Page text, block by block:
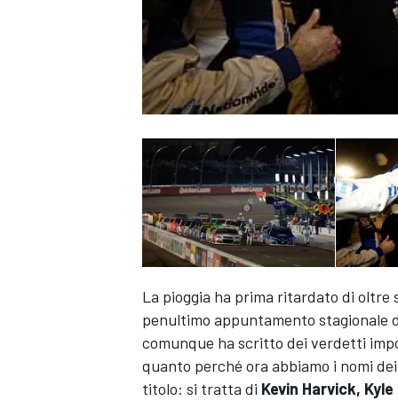
MONOPOSTO
La pioggia ha prima ritardato di oltre
penultimo appuntamento stagionale
comunque ha scritto dei verdetti
quanto perché ora abbiamo i nomi
titolo: si tratta di Kevin Harvick,